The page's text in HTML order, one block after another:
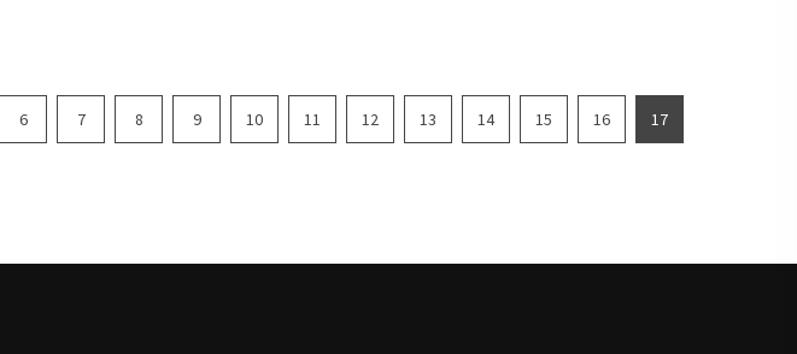
6 7 8 9 10 11 12 13 14 15 16 17